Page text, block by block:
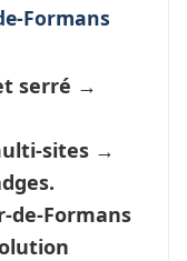
Formans
serré →
sites →
de-Formans